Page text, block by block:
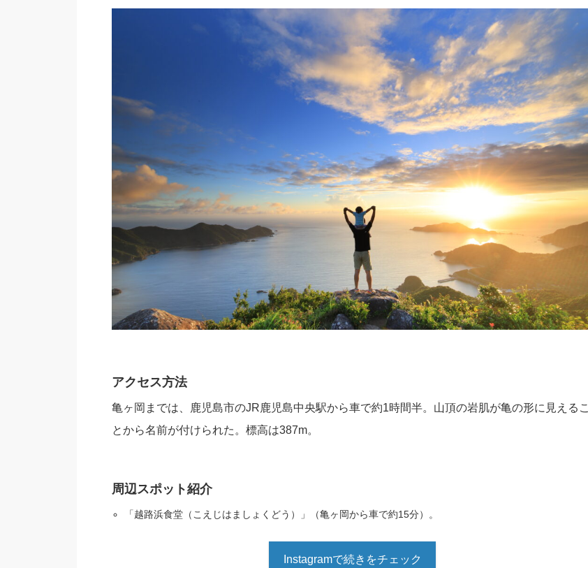
ー
ム
調
節
に
は
矢
印
キ
ー
を
使
っ
て
く
さ
い。
アクセス方法
亀ヶ岡までは、鹿児島市のJR鹿児島中央駅から車で約1時間半。山頂の岩肌が亀の形に見えるこ
とから名前が付けられた。標高は387m。
周辺スポット紹介
「越路浜食堂（こえじはましょくどう）」（亀ヶ岡から車で約15分）。
Instagramで続きをチェック